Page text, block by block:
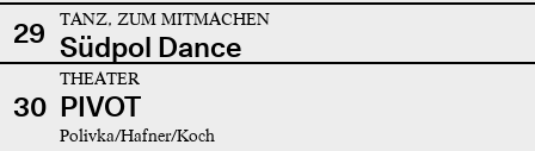
29 TANZ, ZUM MITMACHEN
Südpol Dance
30
THEATER
PIVOT
Polivka/Hafner/Koch